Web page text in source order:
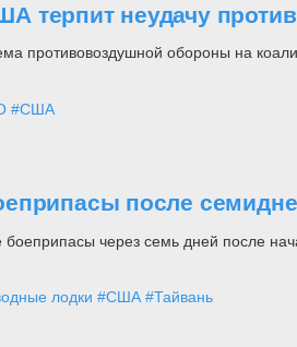
терпит неудачу
противовоздушной обороны на
#США
после
через семь дней после
лодки #США #Тайвань